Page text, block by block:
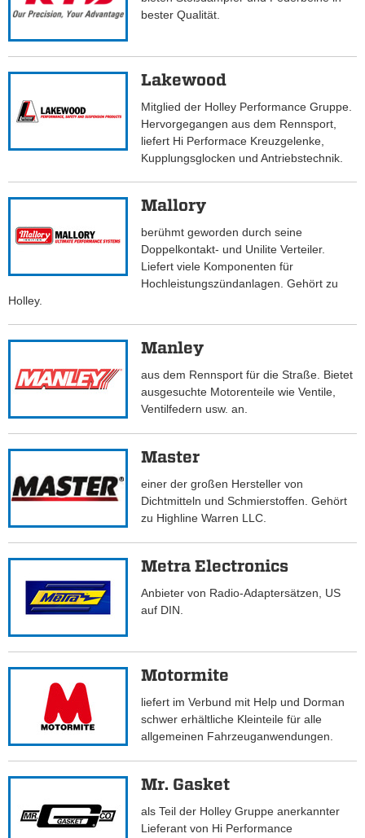
bester Qualität.
Lakewood
Mitglied der Holley Performance Gruppe.
Hervorgegangen aus dem Rennsport,
liefert Hi Performace Kreuzgelenke,
Kupplungsglocken und Antriebstechnik.
Mallory
berühmt geworden durch seine
Doppelkontakt- und Unilite Verteiler.
Liefert viele Komponenten für
Hochleistungszündanlagen. Gehört zu
Holley.
Manley
aus dem Rennsport für die Straße. Bietet
ausgesuchte Motorenteile wie Ventile,
Ventilfedern usw. an.
Master
einer der großen Hersteller von
Dichtmitteln und Schmierstoffen. Gehört
zu Highline Warren LLC.
Metra Electronics
Anbieter von Radio-Adaptersätzen, US
auf DIN.
Motormite
liefert im Verbund mit Help und Dorman
schwer erhältliche Kleinteile für alle
allgemeinen Fahrzeuganwendungen.
Mr. Gasket
als Teil der Holley Gruppe anerkannter
Lieferant von Hi Performance